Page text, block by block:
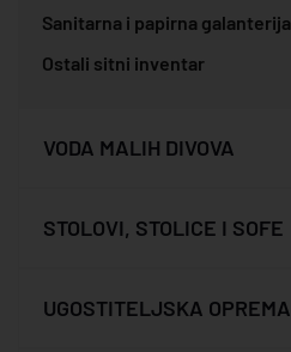
Sanitarna i papirna galanterija
Ostali sitni inventar
VODA MALIH DIVOVA
STOLOVI, STOLICE I SOFE
UGOSTITELJSKA OPREMA